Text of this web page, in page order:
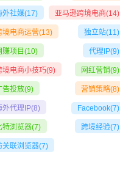
外社媒(17) 亚马逊跨境电商(14)
境电商运营(13) 独立站(11)
赚项目 (10) 代理IP(9)
境电商小技巧(9) 网红营销(9)
告投放(9) 营销策略(8)
外代理IP(8) Facebook(7)
特浏览器(7) 跨境经验(7)
关联浏览器(7)